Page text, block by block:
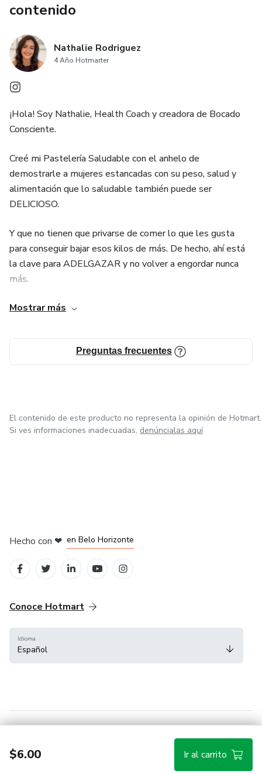
contenido
Nathalie Rodriguez
4 Año Hotmarter
¡Hola! Soy Nathalie, Health Coach y creadora de Bocado
Consciente.
Creé mi Pastelería Saludable con el anhelo de
demostrarle a mujeres estancadas con su peso, salud y
alimentación que lo saludable también puede ser
DELICIOSO.
Y que no tienen que privarse de comer lo que les gusta
para conseguir bajar esos kilos de más. De hecho, ahí está
la clave para ADELGAZAR y no volver a engordar nunca
más.
Como Health Coach, me centro en la nutrición integrativa,
emociones. Porque más allá de la alimentación, hay otros
factores que influyen considerablemente en nuestro peso,
en nuestra salud y en nuestro bienestar.
enfoque que debes darle a tu cambio de hábitos y pérdida
de peso.
Mostrar más
Preguntas frecuentes
$6.00 Ir al carrito
El contenido de este producto no representa la opinión de Hotmart.
Si ves informaciones inadecuadas, denúncialas aquí
Hecho con ❤ en Belo Horizonte
Conoce Hotmart
Idioma
Español
Hotmart — 2011-2026 © Todos los derechos reservados.